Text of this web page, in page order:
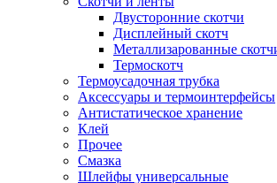
Двусторонние скотчи
Дисплейный скотч
Металлизарованные
Термоскотч
Термоусадочная трубка
Аксессуары и термоинтерфейсы
Антистатическое хранение
Клей
Прочее
Смазка
Шлейфы универсальные